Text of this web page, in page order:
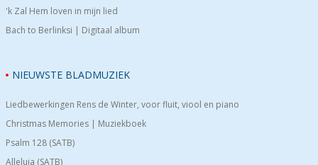
'k Zal Hem loven in mijn lied
Bach to Berlinksi | Digitaal album
NIEUWSTE BLADMUZIEK
Liedbewerkingen Rens de Winter, voor fluit, viool en piano
Christmas Memories | Muziekboek
Psalm 128 (SATB)
Alleluia (SATB)